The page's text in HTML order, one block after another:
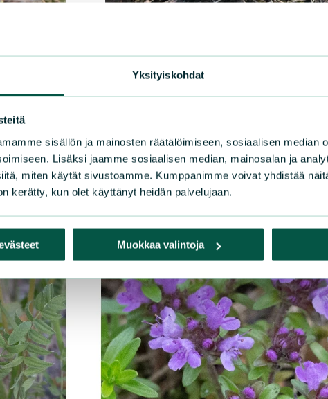
Yksityiskohdat
sisällön ja mainosten räätälöimiseen, sosiaalisen median
Lisäksi jaamme sosiaalisen median, mainosalan ja
miten käytät sivustoamme. Kumppanimme voivat yhdistää
kerätty, kun olet käyttänyt heidän palvelujaan.
Muokkaa valintoja